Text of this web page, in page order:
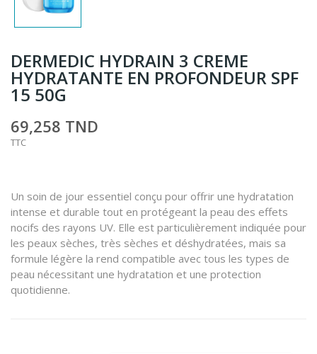
DERMEDIC HYDRAIN 3 CREME
HYDRATANTE EN PROFONDEUR SPF
15 50G
69,258 TND
TTC
Un soin de jour essentiel conçu pour offrir une hydratation
intense et durable tout en protégeant la peau des effets
nocifs des rayons UV. Elle est particulièrement indiquée pour
les peaux sèches, très sèches et déshydratées, mais sa
formule légère la rend compatible avec tous les types de
peau nécessitant une hydratation et une protection
quotidienne.